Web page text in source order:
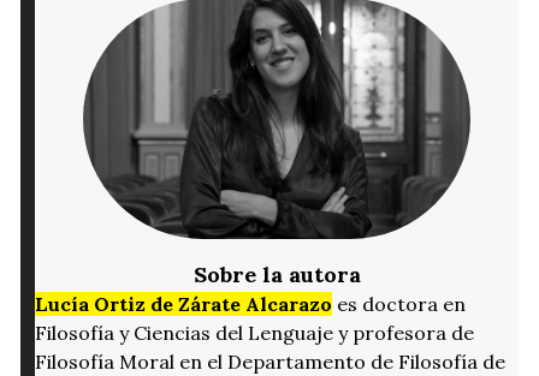
Sobre la autora
Lucía Ortiz de Zárate Alcarazo es doctora en
Filosofía y Ciencias del Lenguaje y profesora de
Filosofía Moral en el Departamento de Filosofía de